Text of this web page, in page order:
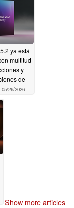
ya está
multitud
y
de
05/26/2026
Show more articles